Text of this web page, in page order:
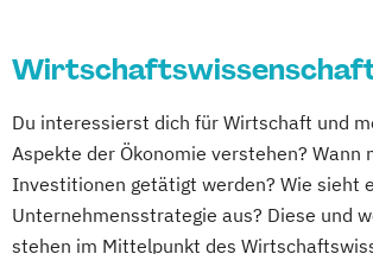
Landschaftsarchitektur
Lebensmittel- und Biotechnologie
Lebensmittelwissenschaften und
technologie
Limnology & Wetland
Mountain Forestry (Englisch)
Du interessierst dich für Wirtschaft und
Aspekte der Ökonomie verstehen? Wann
Investitionen getätigt werden? Wie sieht
Unternehmensstrategie aus? Diese und
stehen im Mittelpunkt des